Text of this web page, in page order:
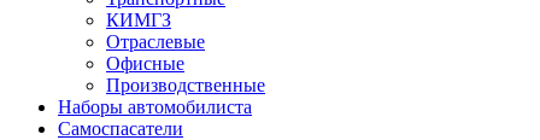
КИМГЗ
Отраслевые
Офисные
Производственные
Наборы автомобилиста
Самоспасатели